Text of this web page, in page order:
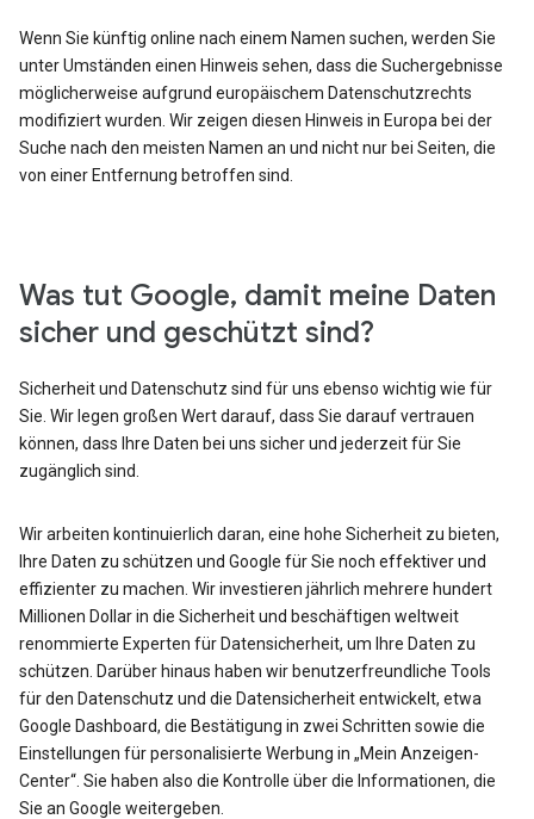
Wenn Sie künftig online nach einem Namen suchen, werden Sie
unter Umständen einen Hinweis sehen, dass die Suchergebnisse
möglicherweise aufgrund europäischem Datenschutzrechts
modifiziert wurden. Wir zeigen diesen Hinweis in Europa bei der
Suche nach den meisten Namen an und nicht nur bei Seiten, die
von einer Entfernung betroffen sind.
Was tut Google, damit meine Daten
sicher und geschützt sind?
Sicherheit und Datenschutz sind für uns ebenso wichtig wie für
Sie. Wir legen großen Wert darauf, dass Sie darauf vertrauen
können, dass Ihre Daten bei uns sicher und jederzeit für Sie
zugänglich sind.
Wir arbeiten kontinuierlich daran, eine hohe Sicherheit zu bieten,
Ihre Daten zu schützen und Google für Sie noch effektiver und
effizienter zu machen. Wir investieren jährlich mehrere hundert
Millionen Dollar in die Sicherheit und beschäftigen weltweit
renommierte Experten für Datensicherheit, um Ihre Daten zu
schützen. Darüber hinaus haben wir benutzerfreundliche Tools
für den Datenschutz und die Datensicherheit entwickelt, etwa
Google Dashboard, die Bestätigung in zwei Schritten sowie die
Einstellungen für personalisierte Werbung in „Mein Anzeigen-
Center“. Sie haben also die Kontrolle über die Informationen, die
Sie an Google weitergeben.